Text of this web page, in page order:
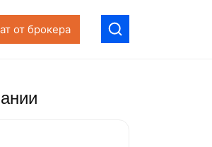
от брокера